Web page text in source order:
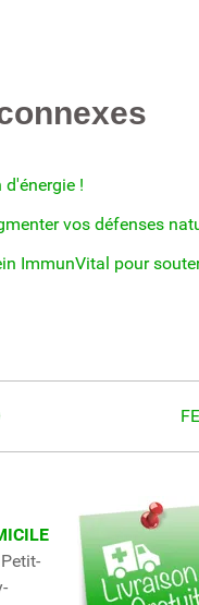
d'énergie !
vos défenses
ImmunVital pour